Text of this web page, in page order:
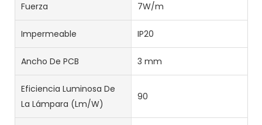
Fuerza 7W/m
Impermeable IP20
Ancho De PCB 3 mm
Eficiencia Luminosa De
La Lámpara (lm/w)
90